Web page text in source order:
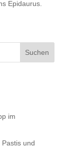
Epidaurus.
Suchen
im
und